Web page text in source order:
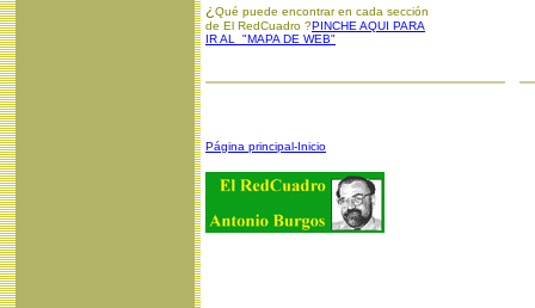
¿ Qué puede encontrar en cada sección
de El RedCuadro ?PINCHE AQUI PARA
IR AL "MAPA DE WEB"
Página principal-Inicio